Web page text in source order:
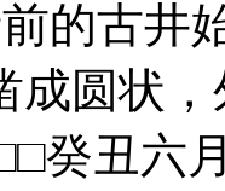
的古井
成圆状
癸丑六